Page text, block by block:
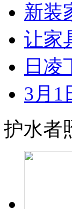
新装
让家
日凌
3月1
护水者